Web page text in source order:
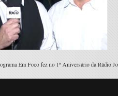
Em Foco fez no 1º Aniversário da Rádio